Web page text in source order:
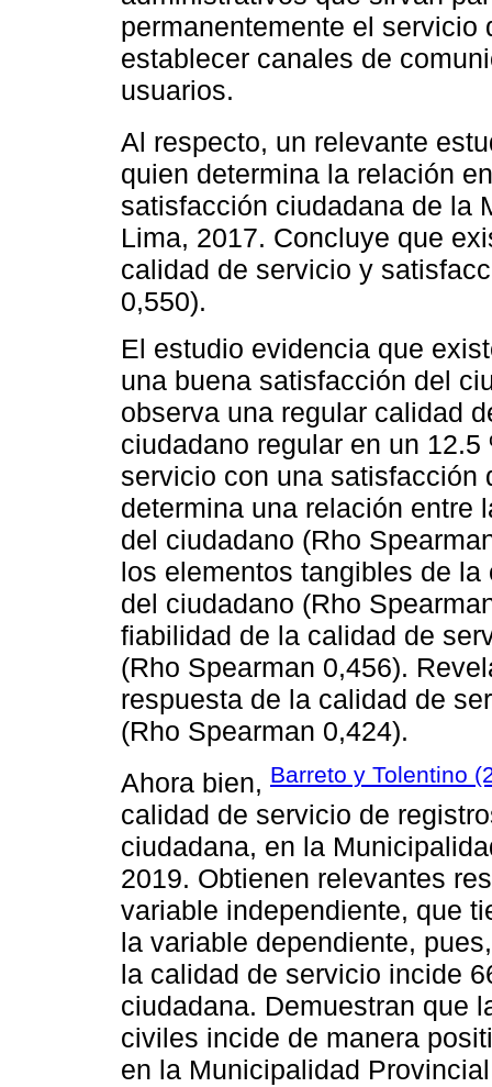
permanentemente el
establecer canales de
usuarios.
Al respecto, un relevante
quien determina la relación
satisfacción ciudadana de la
Lima, 2017. Concluye que
calidad de servicio y
0,550).
El estudio evidencia que
una buena satisfacción del
observa una regular calidad
ciudadano regular en un
servicio con una satisfacción
determina una relación entre
del ciudadano (Rho
los elementos tangibles de
del ciudadano (Rho
fiabilidad de la calidad de
(Rho Spearman 0,456).
respuesta de la calidad de
(Rho Spearman 0,424).
Ahora bien, Barreto y Tolentino
calidad de servicio de
ciudadana, en la
2019. Obtienen relevantes
variable independiente, que
la variable dependiente,
la calidad de servicio incide
ciudadana. Demuestran que
civiles incide de manera
en la Municipalidad